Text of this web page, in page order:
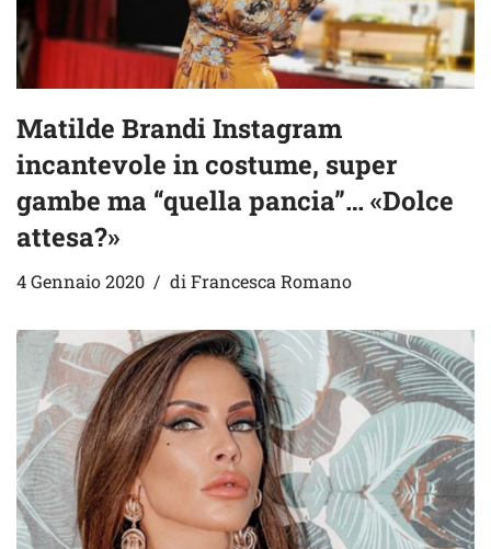
Matilde Brandi Instagram
incantevole in costume, super
gambe ma “quella pancia”… «Dolce
attesa?»
4 Gennaio 2020 di Francesca Romano